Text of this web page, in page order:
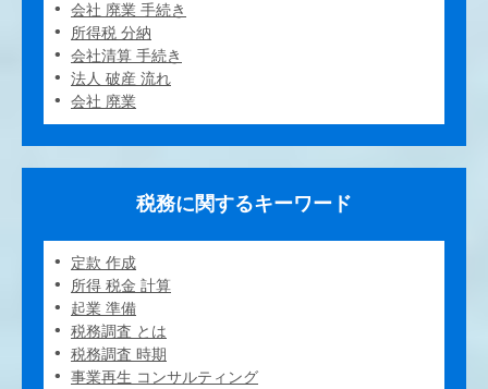
会社 廃業 手続き
所得税 分納
会社清算 手続き
法人 破産 流れ
会社 廃業
税務に関するキーワード
定款 作成
所得 税金 計算
起業 準備
税務調査 とは
税務調査 時期
事業再生 コンサルティング